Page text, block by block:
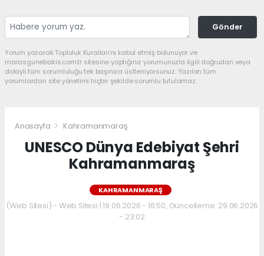
Gönder
Yorum yazarak Topluluk Kuralları’nı kabul etmiş bulunuyor ve
marasgunebakis.com.tr sitesine yaptığınız yorumunuzla ilgili doğrudan veya
dolaylı tüm sorumluluğu tek başınıza üstleniyorsunuz. Yazılan tüm
yorumlardan site yönetimi hiçbir şekilde sorumlu tutulamaz.
Anasayfa Kahramanmaraş
UNESCO Dünya Edebiyat Şehri
Kahramanmaraş
KAHRAMANMARAŞ
(Web Sitesi) - Web Sitesi | 19.06.2026 - 16:50, Güncelleme: 29.06.2026
- 23:02